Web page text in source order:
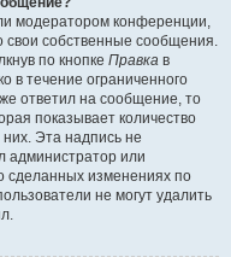
модератором конференции,
свои собственные сообщения.
по кнопке Правка в
в течение ограниченного
ответил на сообщение, то
показывает количество
Эта надпись не
администратор или
сделанных изменениях по
не могут удалить